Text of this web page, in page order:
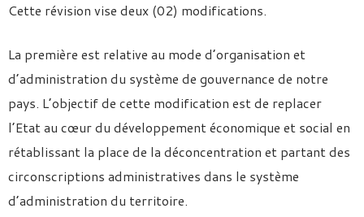
Cette révision vise deux (02) modifications.
La première est relative au mode d’organisation et
d’administration du système de gouvernance de notre
pays. L’objectif de cette modification est de replacer
l’Etat au cœur du développement économique et social en
rétablissant la place de la déconcentration et partant des
circonscriptions administratives dans le système
d’administration du territoire.